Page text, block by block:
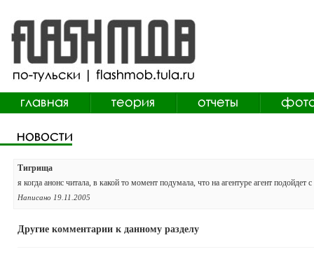
Тигрища
я когда анонс читала, в какой то момент подумала, что на агентуре агент подойдет
Написано 19.11.2005
Другие комментарии к данному разделу